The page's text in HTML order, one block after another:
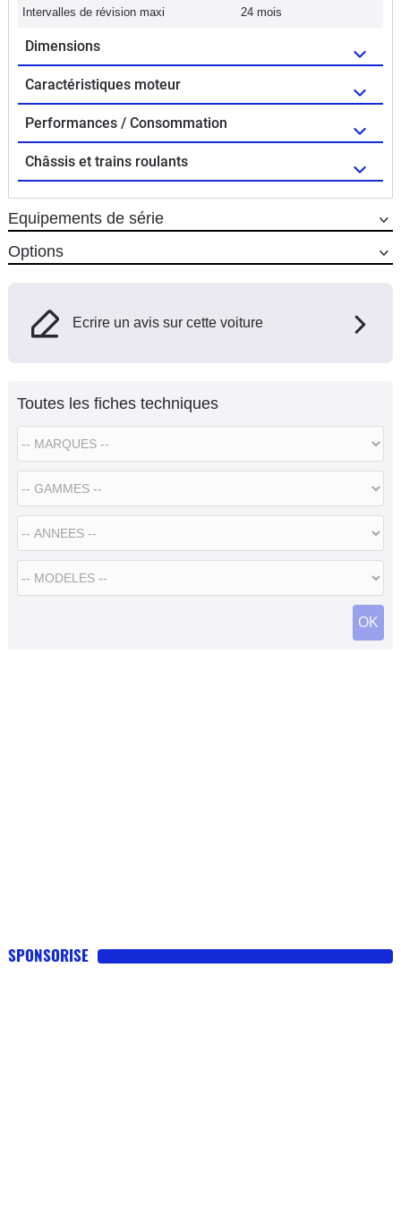
Intervalles de révision maxi 24 mois
Dimensions
Caractéristiques moteur
Performances / Consommation
Châssis et trains roulants
Equipements de série
Options
Ecrire un avis sur cette voiture
Toutes les fiches techniques
SPONSORISE